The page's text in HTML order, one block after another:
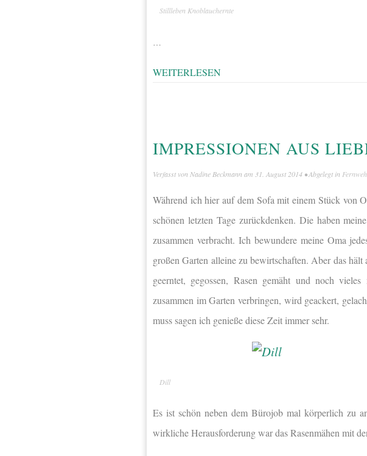
Stillleben Knoblauchernte
…
WEITERLESEN
IMPRESSIONEN AUS
Verfasst von Nadine Beckmann am 31. August 2014 • Abgelegt in Fernweh
Während ich hier auf dem Sofa mit einem Stück von
schönen letzten Tage zurückdenken. Die haben
zusammen verbracht. Ich bewundere meine Oma
großen Garten alleine zu bewirtschaften. Aber das
geerntet, gegossen, Rasen gemäht und noch
zusammen im Garten verbringen, wird geackert,
muss sagen ich genieße diese Zeit immer sehr.
Dill
Es ist schön neben dem Bürojob mal körperlich zu
wirkliche Herausforderung war das Rasenmähen mit